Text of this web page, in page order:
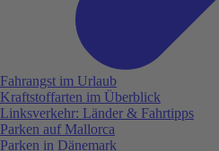
Fahrangst im Urlaub
Kraftstoffarten im Überblick
Linksverkehr: Länder & Fahrtipps
Parken auf Mallorca
Parken in Dänemark